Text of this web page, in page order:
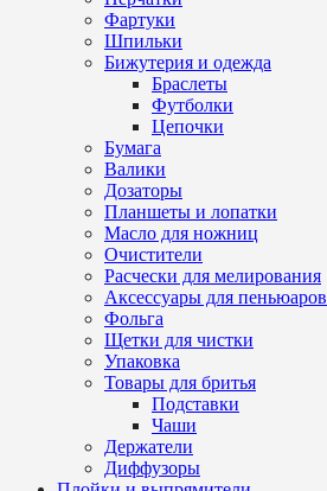
Фартуки
Шпильки
Бижутерия и одежда
Браслеты
Футболки
Цепочки
Бумага
Валики
Дозаторы
Планшеты и лопатки
Масло для ножниц
Очистители
Расчески для мелирования
Аксессуары для пеньюаров
Фольга
Щетки для чистки
Упаковка
Товары для бритья
Подставки
Чаши
Держатели
Диффузоры